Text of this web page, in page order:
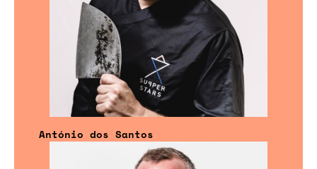
António dos Santos